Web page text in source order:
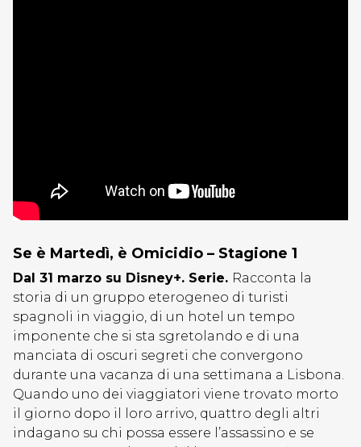
Se è Martedì, è Omicidio – Stagione 1
Dal 31 marzo su Disney+. Serie. Racconta la
storia di un gruppo eterogeneo di turisti
spagnoli in viaggio, di un hotel un tempo
imponente che si sta sgretolando e di una
manciata di oscuri segreti che convergono
durante una vacanza di una settimana a Lisbona.
Quando uno dei viaggiatori viene trovato morto
il giorno dopo il loro arrivo, quattro degli altri
indagano su chi possa essere l’assassino e se